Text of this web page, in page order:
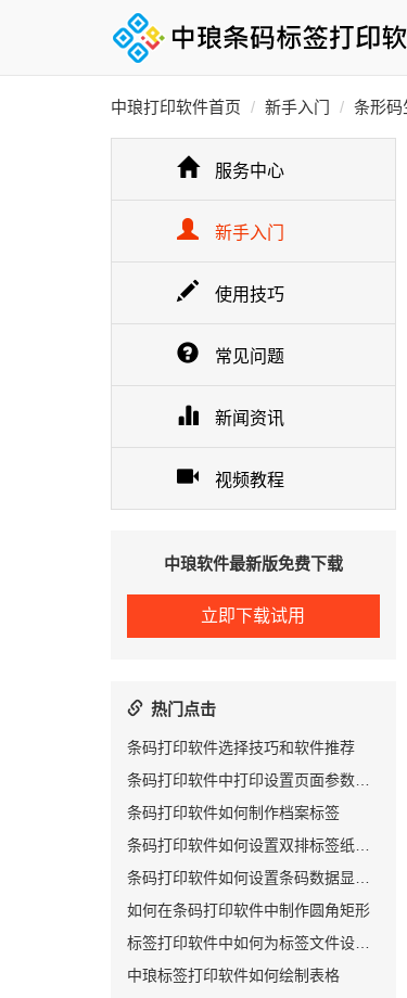
中琅打印软件首页 新手入门 条形码
服务中心
新手入门
使用技巧
常见问题
新闻资讯
视频教程
中琅软件最新版免费下载
立即下载试用
热门点击
条码打印软件选择技巧和软件推荐
条码打印软件如何制作档案标签
如何在条码打印软件中制作圆角矩形
中琅标签打印软件如何绘制表格